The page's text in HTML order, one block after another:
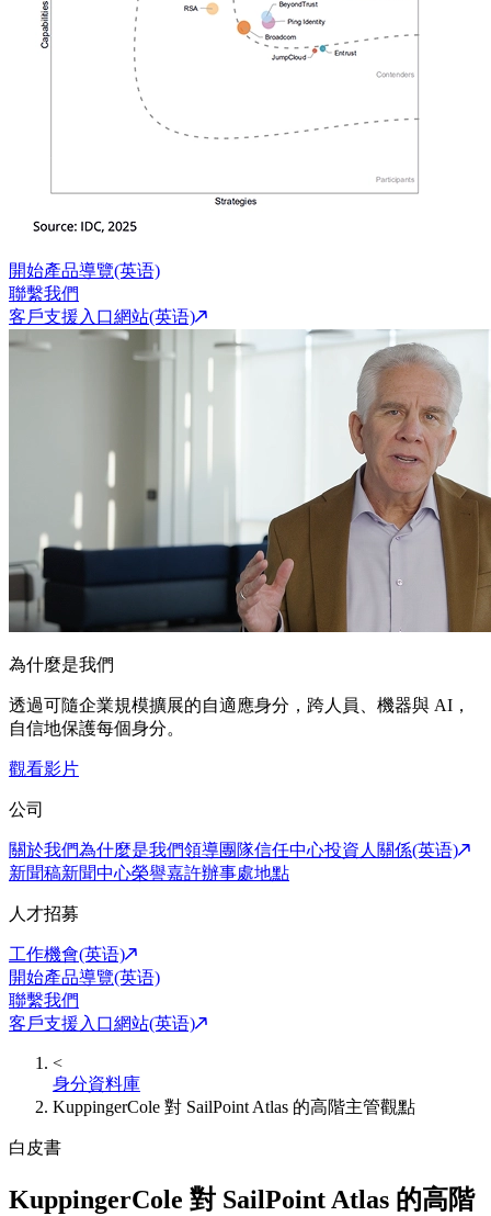
開始產品導覽(英语)
聯繫我們
客戶支援入口網站(英语)
為什麼是我們
透過可隨企業規模擴展的自適應身分，跨人員、機器與 AI，
自信地保護每個身分。
觀看影片
公司
關於我們為什麼是我們領導團隊信任中心投資人關係(英语)
新聞稿新聞中心榮譽嘉許辦事處地點
人才招募
工作機會(英语)
開始產品導覽(英语)
聯繫我們
客戶支援入口網站(英语)
<
身分資料庫
KuppingerCole 對 SailPoint Atlas 的高階主管觀點
白皮書
KuppingerCole 對 SailPoint Atlas 的高階